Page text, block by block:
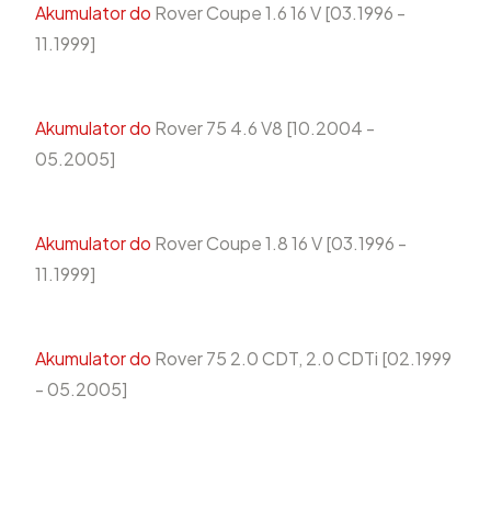
Akumulator do Rover Coupe 1.6 16 V [03.1996 -
11.1999]
Akumulator do Rover 75 4.6 V8 [10.2004 -
05.2005]
Akumulator do Rover Coupe 1.8 16 V [03.1996 -
11.1999]
Akumulator do Rover 75 2.0 CDT, 2.0 CDTi [02.1999
- 05.2005]